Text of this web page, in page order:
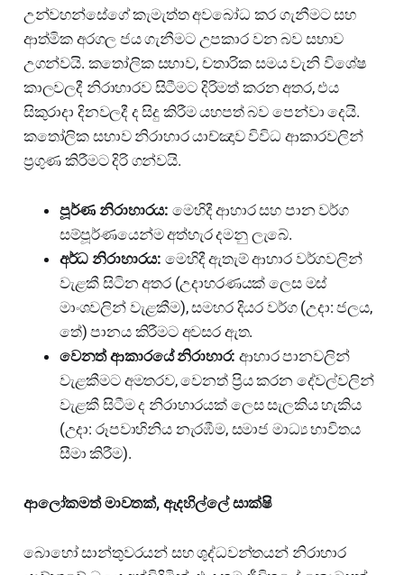
උන්වහන්සේගේ කැමැත්ත අවබෝධ කර ගැනීමට සහ
ආත්මික අරගල ජය ගැනීමට උපකාර වන බව සභාව
උගන්වයි. කතෝලික සභාව, චතාරික සමය වැනි විශේෂ
කාලවලදී නිරාහාරව සිටීමට දිරිමත් කරන අතර, එය
සිකුරාදා දිනවලදී ද සිදු කිරීම යහපත් බව පෙන්වා දෙයි.
කතෝලික සභාව නිරාහාර යාච්ඤාව විවිධ ආකාරවලින්
ප්‍රගුණ කිරීමට දිරි ගන්වයි.
පූර්ණ නිරාහාරය: මෙහිදී ආහාර සහ පාන වර්ග
සම්පූර්ණයෙන්ම අත්හැර දමනු ලැබේ.
අර්ධ නිරාහාරය: මෙහිදී ඇතැම් ආහාර වර්ගවලින්
වැළකී සිටින අතර (උදාහරණයක් ලෙස මස්
මාංශවලින් වැළකීම), සමහර දියර වර්ග (උදා: ජලය,
තේ) පානය කිරීමට අවසර ඇත.
වෙනත් ආකාරයේ නිරාහාර: ආහාර පානවලින්
වැළකීමට අමතරව, වෙනත් ප්‍රිය කරන දේවල්වලින්
වැළකී සිටීම ද නිරාහාරයක් ලෙස සැලකිය හැකිය
(උදා: රූපවාහිනිය නැරඹීම, සමාජ මාධ්‍ය භාවිතය
සීමා කිරීම).
ආලෝකමත් මාවතක්, ඇදහිල්ලේ සාක්ෂි
බොහෝ සාන්තුවරයන් සහ ශුද්ධවන්තයන් නිරාහාර